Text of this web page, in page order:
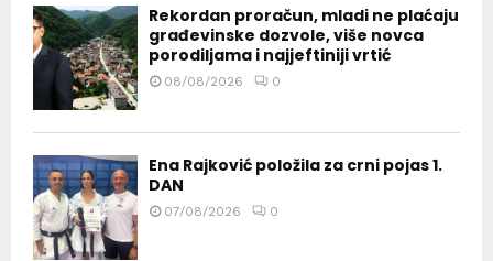
Rekordan proračun, mladi ne plaćaju
građevinske dozvole, više novca
porodiljama i najjeftiniji vrtić
08/08/2026 0
Ena Rajković položila za crni pojas 1.
DAN
07/08/2026 0